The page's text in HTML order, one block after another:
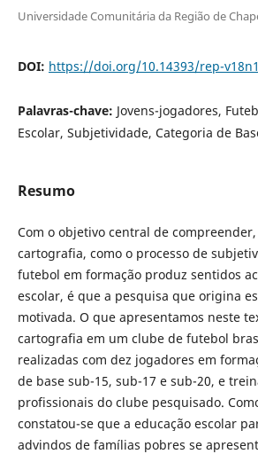
Universidade Comunitária da Região de
DOI: https://doi.org/10.14393/rep-
Palavras-chave: Jovens-jogadores,
Escolar, Subjetividade, Categoria de
Resumo
Com o objetivo central de
cartografia, como o processo de
futebol em formação produz sentidos
escolar, é que a pesquisa que origina
motivada. O que apresentamos neste
cartografia em um clube de futebol
realizadas com dez jogadores em
de base sub-15, sub-17 e sub-20, e
profissionais do clube pesquisado.
constatou-se que a educação escolar
advindos de famílias pobres se